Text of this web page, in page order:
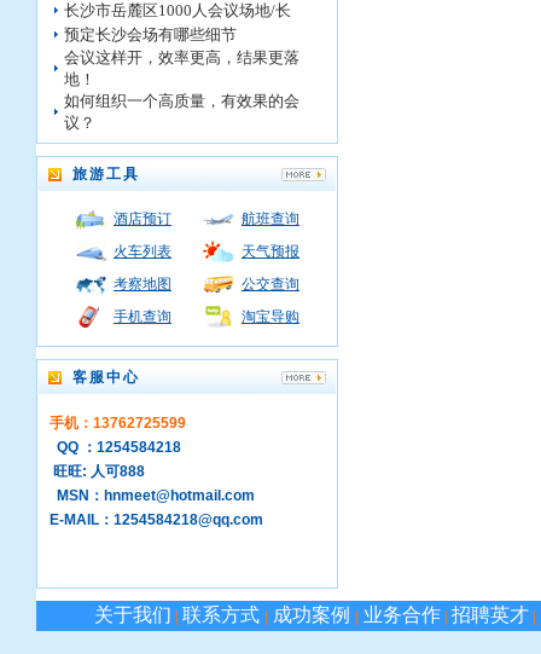
长沙市岳麓区1000人会议场地/长
预定长沙会场有哪些细节
会议这样开，效率更高，结果更落
地！
如何组织一个高质量，有效果的会
议？
旅游工具
酒店预订
航班查询
火车列表
天气预报
考察地图
公交查询
手机查询
淘宝导购
客服中心
手机：13762725599
QQ ：1254584218
旺旺: 人可888
MSN：hnmeet@hotmail.com
E-MAIL：1254584218@qq.com
关于我们 | 联系方式 | 成功案例 | 业务合作 | 招聘英才 |